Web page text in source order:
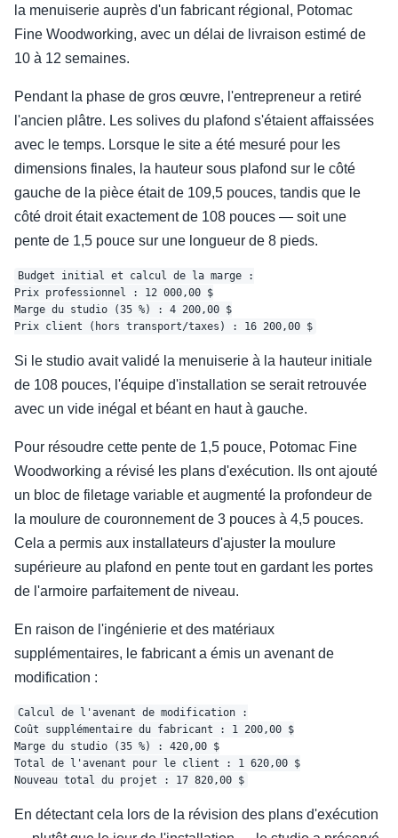
la menuiserie auprès d'un fabricant régional, Potomac
Fine Woodworking, avec un délai de livraison estimé de
10 à 12 semaines.
Pendant la phase de gros œuvre, l'entrepreneur a retiré
l'ancien plâtre. Les solives du plafond s'étaient affaissées
avec le temps. Lorsque le site a été mesuré pour les
dimensions finales, la hauteur sous plafond sur le côté
gauche de la pièce était de 109,5 pouces, tandis que le
côté droit était exactement de 108 pouces — soit une
pente de 1,5 pouce sur une longueur de 8 pieds.
Budget initial et calcul de la marge :
Prix professionnel : 12 000,00 $
Marge du studio (35 %) : 4 200,00 $
Si le studio avait validé la menuiserie à la hauteur initiale
de 108 pouces, l'équipe d'installation se serait retrouvée
avec un vide inégal et béant en haut à gauche.
Pour résoudre cette pente de 1,5 pouce, Potomac Fine
Woodworking a révisé les plans d'exécution. Ils ont ajouté
un bloc de filetage variable et augmenté la profondeur de
la moulure de couronnement de 3 pouces à 4,5 pouces.
Cela a permis aux installateurs d'ajuster la moulure
supérieure au plafond en pente tout en gardant les portes
de l'armoire parfaitement de niveau.
En raison de l'ingénierie et des matériaux
supplémentaires, le fabricant a émis un avenant de
modification :
Calcul de l'avenant de modification :
Coût supplémentaire du fabricant : 1 200,00 $
Marge du studio (35 %) : 420,00 $
Total de l'avenant pour le client : 1 620,00 $
En détectant cela lors de la révision des plans d'exécution